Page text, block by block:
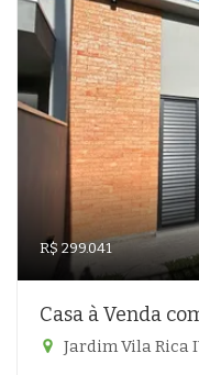
R$ 299.041
Casa à Venda
Jardim Vila Rica